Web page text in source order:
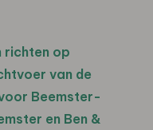
richten op
van de
Beemster-
en Ben &